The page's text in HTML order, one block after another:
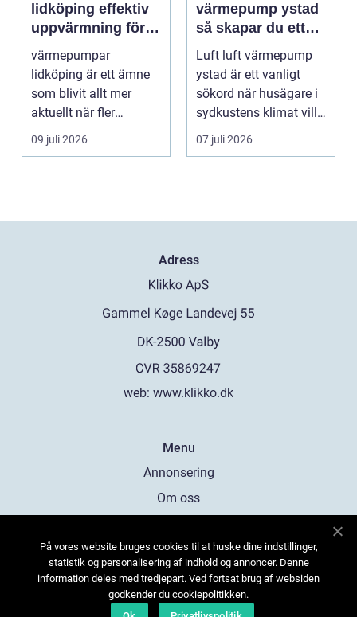
lidköping effektiv
uppvärmning för
hus och
fastigheter
värmepumpar
lidköping är ett ämne
som blivit allt mer
aktuellt när fler
fastighetsägare vill
kombine...
09 juli 2026
värmepump ystad
så skapar du ett
behagligt
inomhusklimat
Året om
Luft luft värmepump
ystad är ett vanligt
sökord när husägare i
sydkustens klimat vill
hitta ett smar...
07 juli 2026
Adress
web: www.klikko.dk
Menu
Annonsering
Om oss
Kontakta oss
Sitemap
På vores website bruges cookies til at huske dine indstillinger,
statistik og personalisering af indhold og annoncer. Denne
information deles med tredjepart. Ved fortsat brug af websiden
godkender du cookiepolitikken.